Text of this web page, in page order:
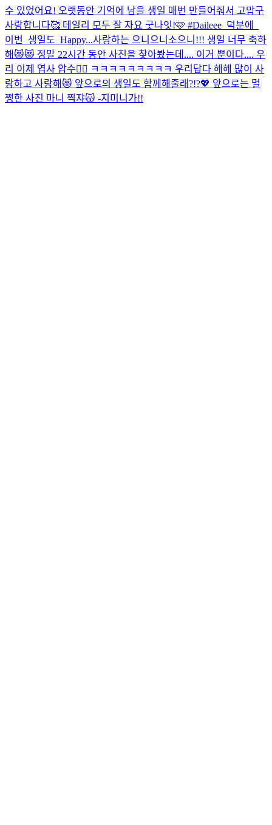
수 있었어요! 오랫동안 기억에 남을 생일 매번 만들어줘서 고맙구
사랑합니다🥰 데일리 모두 잘 자요 굿나잇!🩷 #Daileee_덕분에_
이번_생일도_Happy...사랑하는 으니으니소으니!!! 생일 너무 축하
해😻😻 정말 22시간 동안 사진을 찾아봤는데.... 이거 뿐이다.... 우
리 이제 엽사 압수🤦‍♀️ ㅋㅋㅋㅋㅋㅋㅋㅋㅋ 우리답다 헤헤 많이 사
랑하고 사랑해😻 앞으로의 생일도 함께해줄래?!?💖 앞으로는 멀
쩡한 사진 마니 찍쟈😽 -지미니가!!